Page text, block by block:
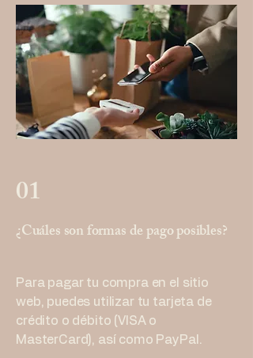
01
¿Cuáles son formas de pago posibles?
Para pagar tu compra en el sitio
web, puedes utilizar tu tarjeta de
crédito o débito (VISA o
MasterCard), así como PayPal.